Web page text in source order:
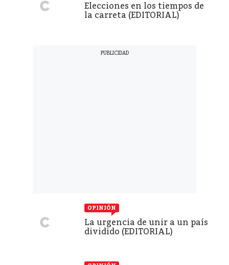
Elecciones en los tiempos de
la carreta (EDITORIAL)
OPINIÓN
La urgencia de unir a un país
dividido (EDITORIAL)